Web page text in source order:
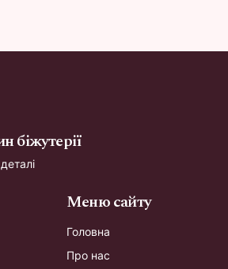
біжутерії
Меню сайту
Головна
Про нас